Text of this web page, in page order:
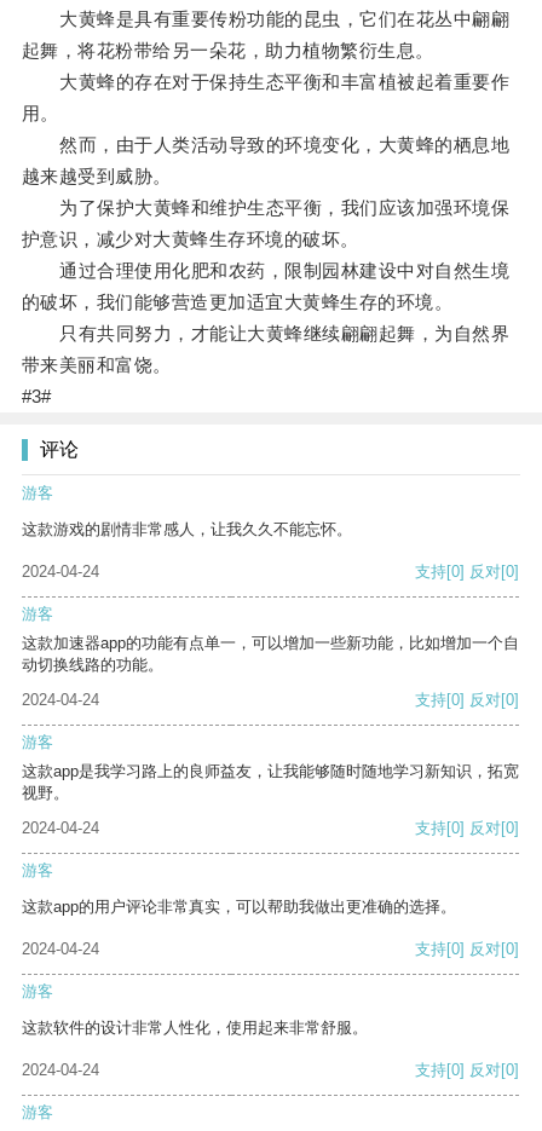
大黄蜂是具有重要传粉功能的昆虫，它们在花丛中翩翩
起舞，将花粉带给另一朵花，助力植物繁衍生息。
大黄蜂的存在对于保持生态平衡和丰富植被起着重要作
用。
然而，由于人类活动导致的环境变化，大黄蜂的栖息地
越来越受到威胁。
为了保护大黄蜂和维护生态平衡，我们应该加强环境保
护意识，减少对大黄蜂生存环境的破坏。
通过合理使用化肥和农药，限制园林建设中对自然生境
的破坏，我们能够营造更加适宜大黄蜂生存的环境。
只有共同努力，才能让大黄蜂继续翩翩起舞，为自然界
带来美丽和富饶。
#3#
评论
游客
这款游戏的剧情非常感人，让我久久不能忘怀。
2024-04-24 支持[0] 反对[0]
游客
这款加速器app的功能有点单一，可以增加一些新功能，比如增加一个自
动切换线路的功能。
2024-04-24
支持[0] 反对[0]
游客
这款app是我学习路上的良师益友，让我能够随时随地学习新知识，拓宽
视野。
2024-04-24
支持[0] 反对[0]
游客
这款app的用户评论非常真实，可以帮助我做出更准确的选择。
2024-04-24 支持[0] 反对[0]
游客
这款软件的设计非常人性化，使用起来非常舒服。
2024-04-24 支持[0] 反对[0]
游客